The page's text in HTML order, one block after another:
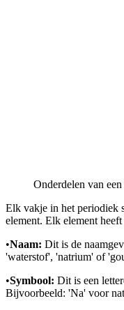
Onderdelen van
Elk vakje in het periodiek
element. Elk element
•Naam: Dit is de
'waterstof', 'natrium' of
•Symbool: Dit is een
Bijvoorbeeld: 'Na' voor